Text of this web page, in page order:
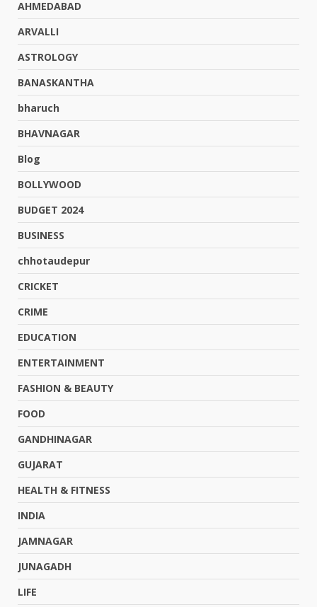
AHMEDABAD
ARVALLI
ASTROLOGY
BANASKANTHA
bharuch
BHAVNAGAR
Blog
BOLLYWOOD
BUDGET 2024
BUSINESS
chhotaudepur
CRICKET
CRIME
EDUCATION
ENTERTAINMENT
FASHION & BEAUTY
FOOD
GANDHINAGAR
GUJARAT
HEALTH & FITNESS
INDIA
JAMNAGAR
JUNAGADH
LIFE